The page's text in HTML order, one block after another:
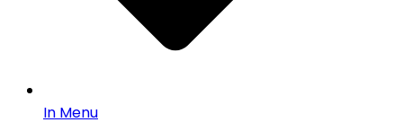
In Menu